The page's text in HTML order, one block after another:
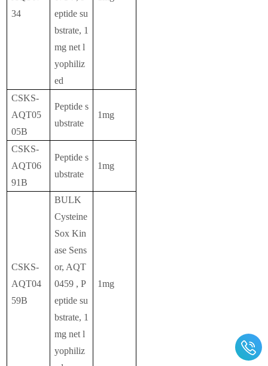
34
eptide su
bstrate, 1
mg net l
yophiliz
ed
CSKS-
AQT05
05B
Peptide s
ubstrate
1mg
CSKS-
AQT06
91B
Peptide s
ubstrate
1mg
CSKS-
AQT04
59B
BULK
Cysteine
Sox Kin
ase Sens
or, AQT
0459 , P
eptide su
bstrate, 1
mg net l
yophiliz
1mg